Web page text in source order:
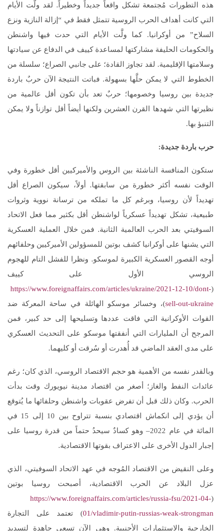
هذه التطورات مُجتمعة تشكل واقعاً جديداً وخطيراً. لقد ولَّت الأيام
التي كانت أهداف الحرب الروسية تتمثل فقط في “إزالة النازية ونزع
السلاح” من أوكرانيا. كما ولَّت الأيام التي حدت فيها واشنطن
والحكومات الحليفة مشاركتها لمساعدة كييف في الدفاع عن سيادتها
وسلامتها الإقليمية. لقد تجاوز القادة؛ على جانبي الصراع؛ سلسلة من
الخطوط التي لا يمكن حلَّها بسهولة. فباتت النتيجة الآن حربٌ باردة
جديدة بين روسيا وخصومها؛ حربٌ تعد بأن تكون أقل عالمية من
نظيرتها التي شهدها القرن العشرين ولكنها أيضاً أقل توازناً ولا يمكن
التنبؤ بها.
حرب باردة جديدة:
ستكون المنافسة الناشئة بين الروس والأميركيين أقل خطورة وفي
الوقت نفسه أكثر خطورة من سابقتها. أولاً، سيكون الصراع أقل
تهديداً لأن روسيا، وبرغم كل ما تملكه من ترسانة نووية وثروات
طبيعية، تشكل تهديداً عسكرياً لواشنطن أقل بكثير مما فعل الاتحاد
السوفيتي بعد الحرب العالمية الثانية. فمن خلال العملية العسكرية
التي يشنها على أوكرانيا كشف بوتين للمسؤولين الأميركيين وحلفائهم
أوجه القصور العسكرية الكبيرة لموسكو. ونظرا للفشل التام للهجوم
الروسي الأول على كييف
(
https://www.foreignaffairs.com/articles/ukraine/2021-12-10/dont-
sell-out-ukraine)، وخسائر موسكو الهائلة في ساحة المعركة ضد
القوات الأوكرانية التي فاقت عددها وتسليحها إلى حد كبير، فمن
المرجح أن المليارات التي أنفقتها موسكو على التحديث العسكري
على مدى العقد الماضي قد أُهدرت أو سُرقت أو كليهما.
وبالقدر نفسه من الأهمية هو حجم الاقتصاد الروسي، الذي كان؛ رغم
عائدات النفط والغاز؛ أصغر من اقتصاد مدينة نيويورك وقت بدأت
الحرب. وكان ذلك قبل أن تفرض عقوبات واشنطن وحلفائها ما يُتوقع
أن يؤدي إلى انكماش اقتصادي بنسبة تتراوح بين 10 إلى 15 في
المائة في عام 2022– وهو كسادٌ سيحدُ حتماً من قدرة روسيا على
إجبار الدول الأخرى على الاعتراف بقوتها الاقتصادية.
وعلى النقيض من الاقتصاد المُوجه في عهد الاتحاد السوفيتي، الذي
عزل البلاد عن الحرب الاقتصادية، أصبحت روسيا بوتين
(
https://www.foreignaffairs.com/articles/russia-fsu/2021-04-
01/vladimir-putin-russias-weak-strongman) تعتمد على التجارة
الخارجية والاستثمارات الأجنبية. وهي الآن تسعى جاهدة لتسديد